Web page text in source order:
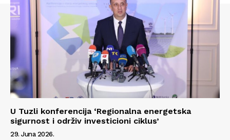
U Tuzli konferencija ‘Regionalna energetska
sigurnost i održiv investicioni ciklus’
29. Juna 2026.